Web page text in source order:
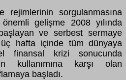
rejimlerinin sorgulanmasına
gelişme 2008 yılında
ve serbest sermaye
hafta içinde tüm dünyaya
finansal krizi sonucunda
kullanımına karşı olan
başladı.